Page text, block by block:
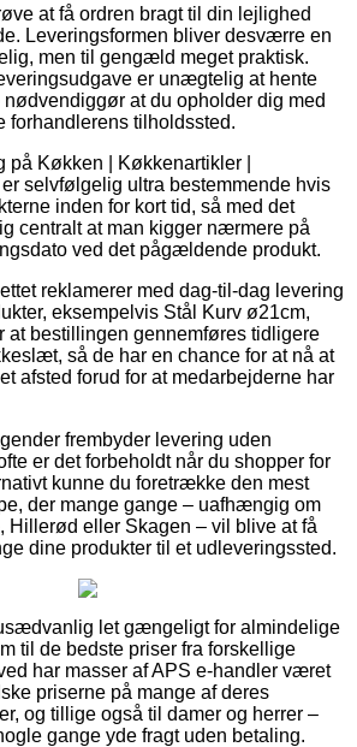
at få ordren bragt til din lejlighed
Leveringsformen bliver desværre en
men til gengæld meget praktisk.
er unægtelig at hente
at du opholder dig med
forhandlerens tilholdssted.
Køkken | Køkkenartikler |
selvfølgelig ultra bestemmende hvis
inden for kort tid, så med det
centralt at man kigger nærmere på
ved det pågældende produkt.
reklamerer med dag-til-dag levering
eksempelvis Stål Kurv ø21cm,
at bestillingen gennemføres tidligere
så de har en chance for at nå at
afsted forud for at medarbejderne har
frembyder levering uden
er det forbeholdt når du shopper for
kunne du foretrække den mest
der mange gange – uafhængig om
Hillerød eller Skagen – vil blive at få
dine produkter til et udleveringssted.
let gængeligt for almindelige
til de bedste priser fra forskellige
har masser af APS e-handler været
priserne på mange af deres
og tillige også til damer og herrer –
gange yde fragt uden betaling.